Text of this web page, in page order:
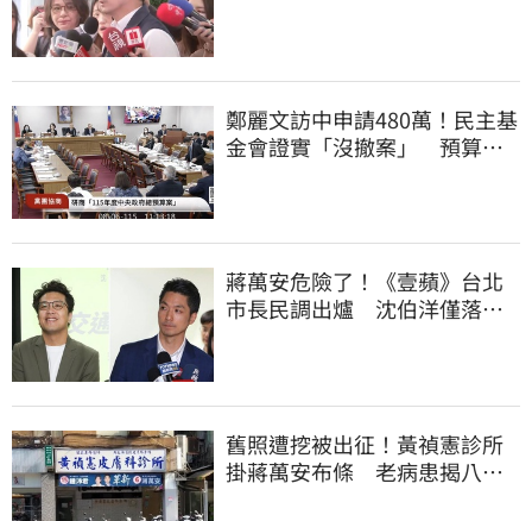
鄭麗文訪中申請480萬！民主基
金會證實「沒撤案」 預算被
蔣萬安危險了！《壹蘋》台北
市長民調出爐 沈伯洋僅落後
舊照遭挖被出征！黃禎憲診所
掛蔣萬安布條 老病患揭八仙